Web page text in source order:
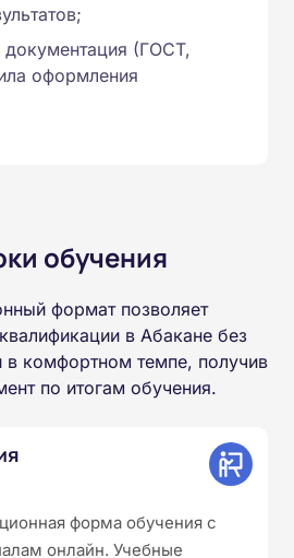
документация (ГОСТ,
оформления
обучения
формат позволяет
в Абакане без
в комфортном темпе, получив
по итогам обучения.
форма обучения с
онлайн. Учебные